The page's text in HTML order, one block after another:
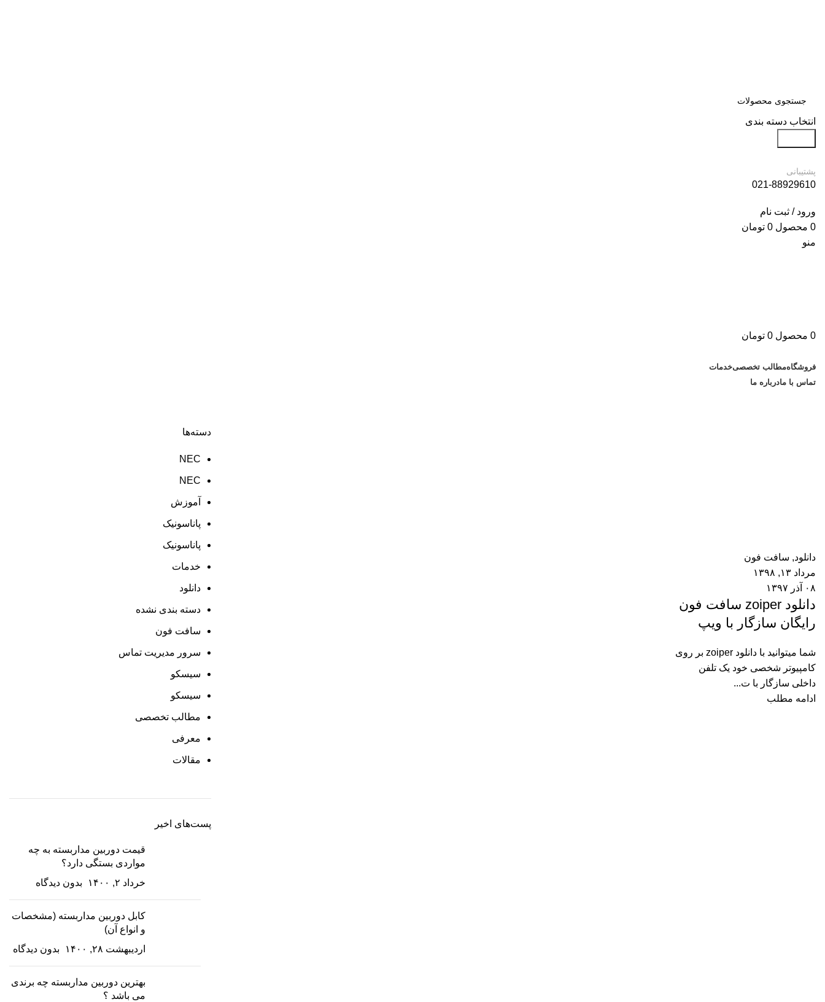
انتخاب دسته بندی
پشتیبانی
021-88929610
ورود / ثبت نام
0 محصول 0 تومان
منو
0 محصول 0 تومان
فروشگاهمطالب تخصصیخدمات
تماس با مادرباره ما
دانلود, سافت فون
مرداد ۱۳, ۱۳۹۸
۰۸ آذر ۱۳۹۷
دانلود zoiper سافت فون
رایگان سازگار با ویپ
شما میتوانید با دانلود zoiper بر روی
کامپیوتر شخصی خود یک تلفن
داخلی سازگار با ت...
ادامه مطلب
دسته‌ها
NEC
NEC
آموزش
پاناسونیک
پاناسونیک
خدمات
دانلود
دسته بندی نشده
سافت فون
سرور مدیریت تماس
سیسکو
سیسکو
مطالب تخصصی
معرفی
مقالات
پست‌های اخیر
قیمت دوربین مداربسته به چه
مواردی بستگی دارد؟
خرداد ۲, ۱۴۰۰
بدون دیدگاه
کابل دوربین مداربسته (مشخصات
و انواع آن)
اردیبهشت ۲۸, ۱۴۰۰
بدون دیدگاه
بهترین دوربین مداربسته چه برندی
می باشد ؟